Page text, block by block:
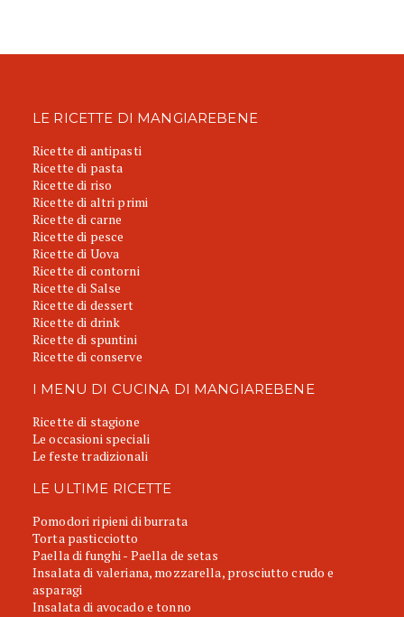
LE RICETTE DI MANGIAREBENE
Ricette di antipasti
Ricette di pasta
Ricette di riso
Ricette di altri primi
Ricette di carne
Ricette di pesce
Ricette di Uova
Ricette di contorni
Ricette di Salse
Ricette di dessert
Ricette di drink
Ricette di spuntini
Ricette di conserve
I MENU DI CUCINA DI MANGIAREBENE
Ricette di stagione
Le occasioni speciali
Le feste tradizionali
LE ULTIME RICETTE
Pomodori ripieni di burrata
Torta pasticciotto
Paella di funghi - Paella de setas
Insalata di valeriana, mozzarella, prosciutto crudo e
asparagi
Insalata di avocado e tonno